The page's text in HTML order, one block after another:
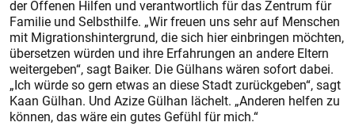
der Offenen Hilfen und verantwortlich für das Zentrum für
Familie und Selbsthilfe. „Wir freuen uns sehr auf Menschen
mit Migrationshintergrund, die sich hier einbringen möchten,
übersetzen würden und ihre Erfahrungen an andere Eltern
weitergeben“, sagt Baiker. Die Gülhans wären sofort dabei.
„Ich würde so gern etwas an diese Stadt zurückgeben“, sagt
Kaan Gülhan. Und Azize Gülhan lächelt. „Anderen helfen zu
können, das wäre ein gutes Gefühl für mich.“